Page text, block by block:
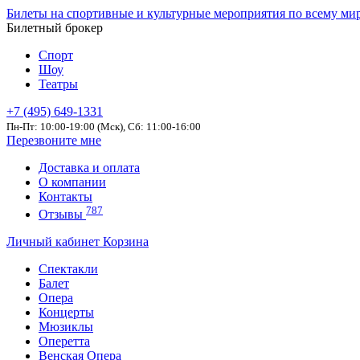
Билеты на спортивные и культурные мероприятия по всему
Билетный брокер
Спорт
Шоу
Театры
+7 (495) 649-1331
Пн-Пт: 10:00-19:00 (Мск), Сб: 11:00-16:00
Перезвоните мне
Доставка и оплата
О компании
Контакты
Отзывы 787
Личный кабинет Корзина
Спектакли
Балет
Опера
Концерты
Мюзиклы
Оперетта
Венская Опера